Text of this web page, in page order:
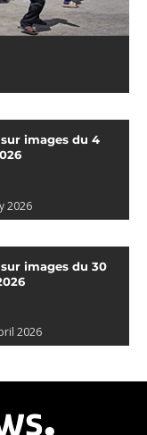
images du 4
2026
images du 30
2026